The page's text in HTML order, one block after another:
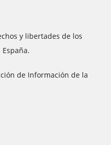
y libertades de los
de Información de la